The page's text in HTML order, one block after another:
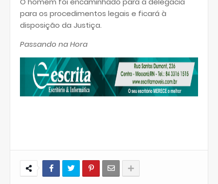
para os procedimentos legais e ficará à
disposição da Justiça.
Passando na Hora